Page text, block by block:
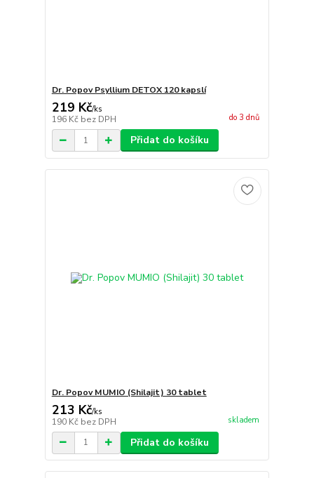
Dr. Popov Psyllium DETOX 120 kapslí
219 Kč/ks
196 Kč bez DPH do 3 dnů
Přidat do košíku
Dr. Popov MUMIO (Shilajit) 30 tablet
213 Kč/ks
190 Kč bez DPH skladem
Přidat do košíku